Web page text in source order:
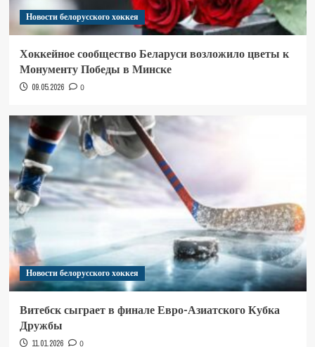
Новости белорусского хоккея
Хоккейное сообщество Беларуси возложило цветы к
Монументу Победы в Минске
09.05.2026 0
Новости белорусского хоккея
Витебск сыграет в финале Евро-Азиатского Кубка
Дружбы
11.01.2026 0